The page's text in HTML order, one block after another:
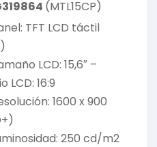
(MTL15CP)
TFT LCD táctil
LCD: 15,6″ –
LCD: 16:9
1600 x 900
250 cd/m2